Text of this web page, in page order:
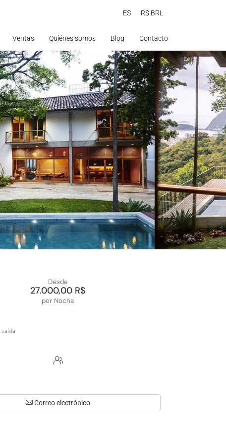
ES R$ BRL
Ventas Quiénes somos Blog Contacto
Desde
27.000,00 R$
por Noche
Correo electrónico